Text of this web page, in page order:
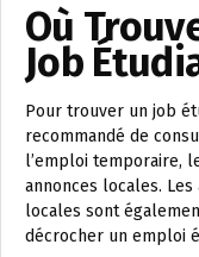
Où
Job
Pour trouver un job
recommandé de
l’emploi temporaire,
annonces locales.
locales sont
décrocher un emploi